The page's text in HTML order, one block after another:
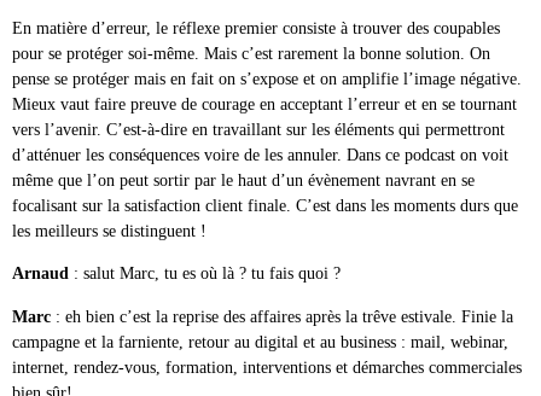
En matière d’erreur, le réflexe premier consiste à trouver des coupables
pour se protéger soi-même. Mais c’est rarement la bonne solution. On
pense se protéger mais en fait on s’expose et on amplifie l’image négative.
Mieux vaut faire preuve de courage en acceptant l’erreur et en se tournant
vers l’avenir. C’est-à-dire en travaillant sur les éléments qui permettront
d’atténuer les conséquences voire de les annuler. Dans ce podcast on voit
même que l’on peut sortir par le haut d’un évènement navrant en se
focalisant sur la satisfaction client finale. C’est dans les moments durs que
les meilleurs se distinguent !
Arnaud : salut Marc, tu es où là ? tu fais quoi ?
Marc : eh bien c’est la reprise des affaires après la trêve estivale. Finie la
campagne et la farniente, retour au digital et au business : mail, webinar,
internet, rendez-vous, formation, interventions et démarches commerciales
bien sûr!…